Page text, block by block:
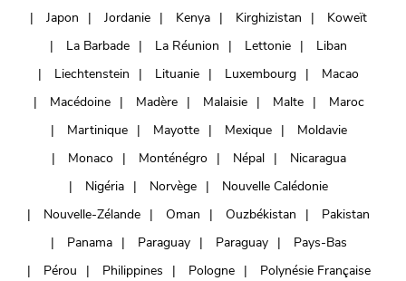
Japon
Jordanie Kenya Kirghizistan
Koweït
La Barbade
La Réunion Lettonie
Liban
Liechtenstein
Lituanie Luxembourg
Macao
Macédoine
Madère Malaisie Malte
Maroc
Martinique
Mayotte Mexique
Moldavie
Monaco
Monténégro Népal
Nicaragua
Nigéria
Norvège
Nouvelle Calédonie
Nouvelle-Zélande
Oman Ouzbékistan
Pakistan
Panama
Paraguay Paraguay
Pays-Bas
Pérou
Philippines Pologne
Polynésie Française